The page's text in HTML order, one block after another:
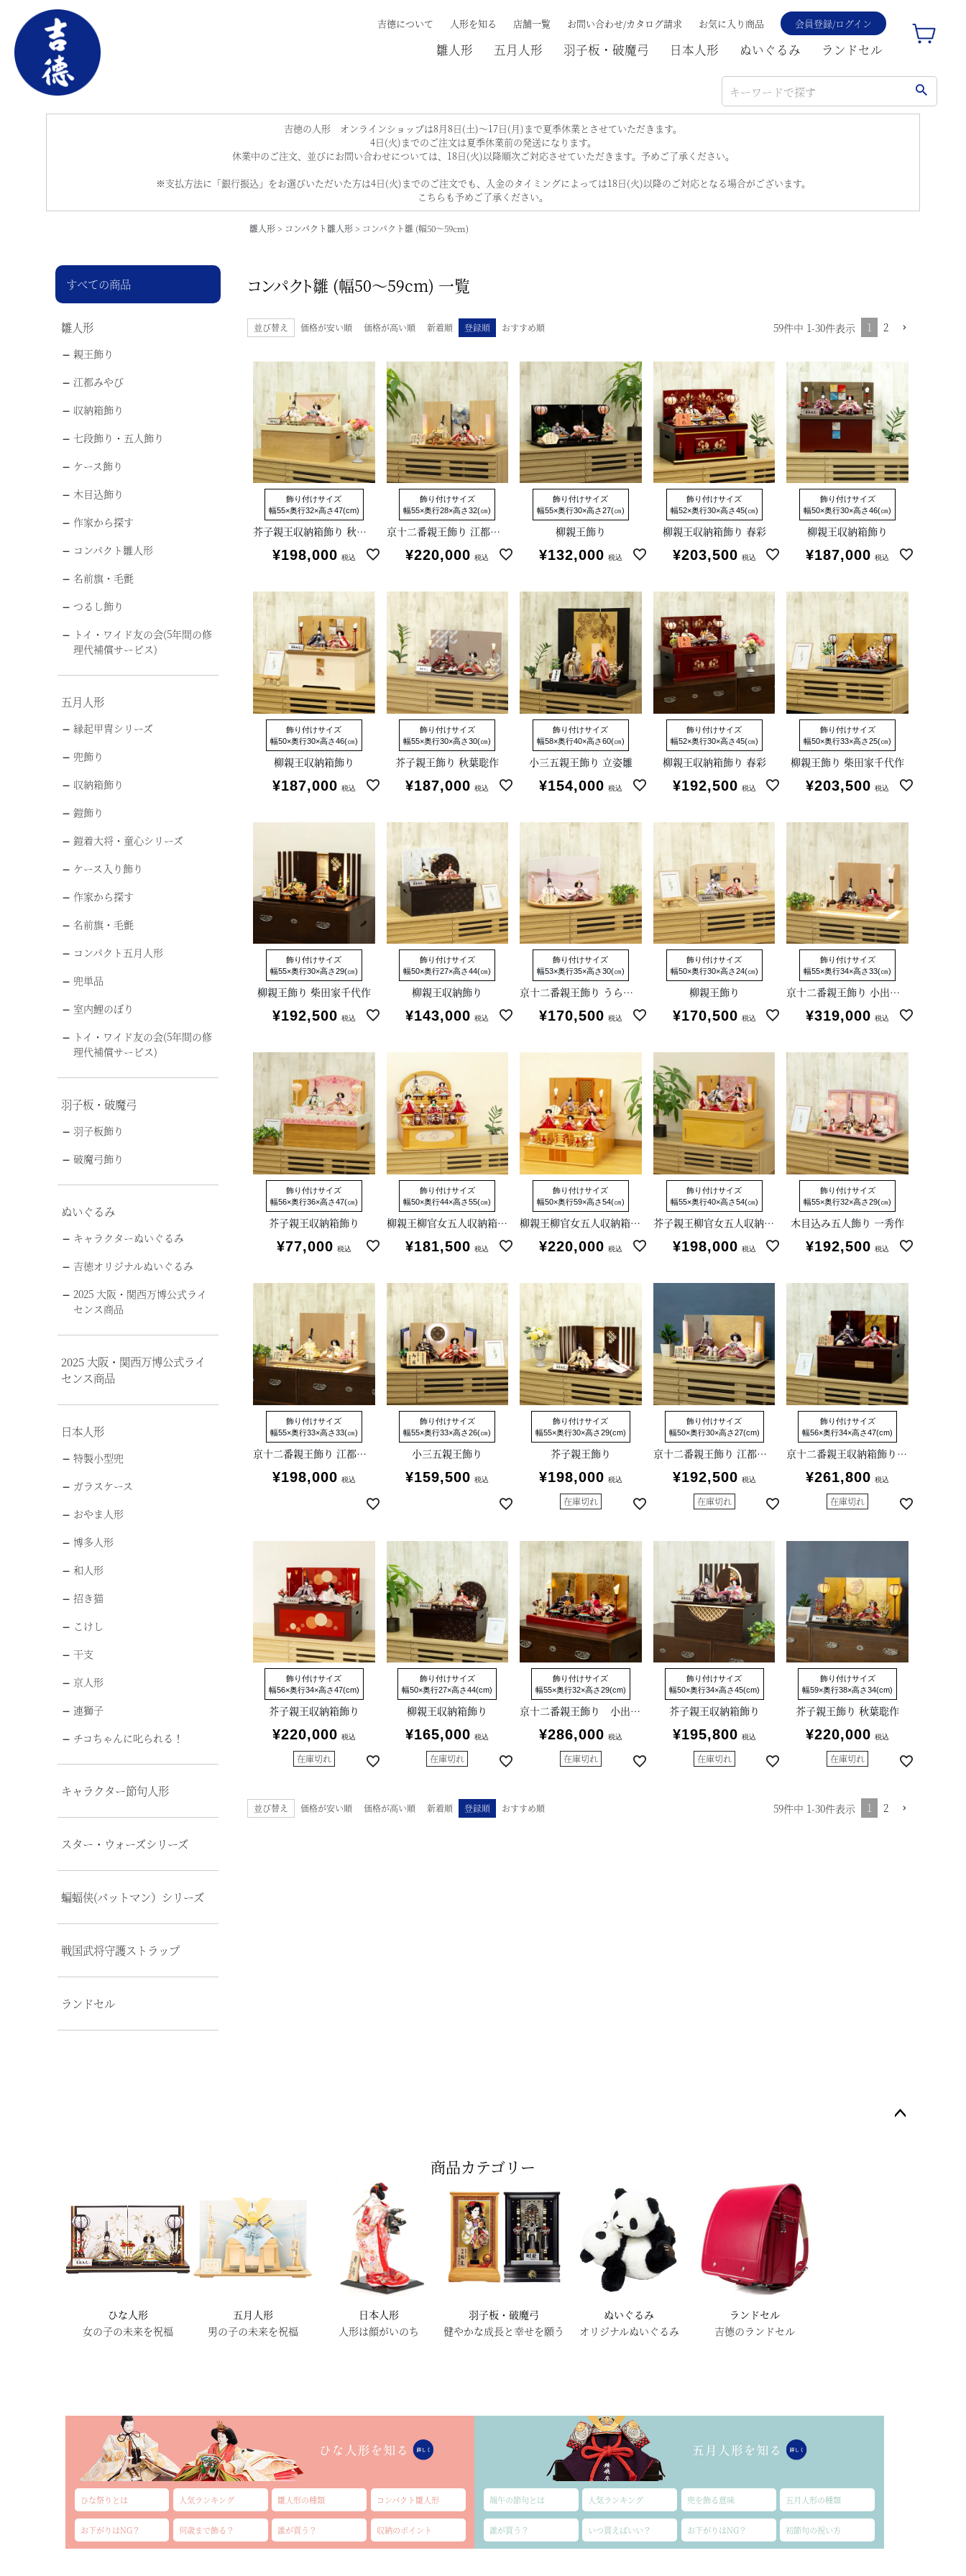
吉德について 人形を知る 店舗一覧 お問い合わせ/カタログ請求 お気に入り商品 会員登録/ログイン
雛人形 五月人形 羽子板・破魔弓 日本人形 ぬいぐるみ ランドセル
吉徳の人形 オンラインショップは8月8日(土)～17日(月)まで夏季休業とさせていただきます。
4日(火)までのご注文は夏季休業前の発送になります。
休業中のご注文、並びにお問い合わせについては、18日(火)以降順次ご対応させていただきます。予めご了承ください。
※支払方法に「銀行振込」をお選びいただいた方は4日(火)までのご注文でも、入金のタイミングによっては18日(火)以降のご対応となる場合がございます。
こちらも予めご了承ください。
雛人形 コンパクト雛人形 コンパクト雛 (幅50～59cm)
すべての商品
雛人形
親王飾り
江都みやび
収納箱飾り
七段飾り・五人飾り
ケース飾り
木目込飾り
作家から探す
コンパクト雛人形
名前旗・毛氈
つるし飾り
トイ・ワイド友の会(5年間の修
理代補償サービス)
五月人形
縁起甲冑シリーズ
兜飾り
収納箱飾り
鎧飾り
鎧着大将・童心シリーズ
ケース入り飾り
作家から探す
名前旗・毛氈
コンパクト五月人形
兜単品
室内鯉のぼり
トイ・ワイド友の会(5年間の修
理代補償サービス)
羽子板・破魔弓
羽子板飾り
破魔弓飾り
ぬいぐるみ
キャラクターぬいぐるみ
吉徳オリジナルぬいぐるみ
2025 大阪・関西万博公式ライ
センス商品
2025 大阪・関西万博公式ライ
センス商品
日本人形
特製小型兜
ガラスケース
おやま人形
博多人形
和人形
招き猫
こけし
干支
京人形
連獅子
チコちゃんに叱られる！
キャラクター節句人形
スター・ウォーズシリーズ
蝙蝠侠(バットマン）シリーズ
戦国武将守護ストラップ
ランドセル
コンパクト雛 (幅50～59cm) 一覧
並び替え 価格が安い順 価格が高い順 新着順 登録順 おすすめ順 59件中 1-30件表示 1 2
飾り付けサイズ
幅55×奥行32×高さ47(cm)
芥子親王収納箱飾り 秋葉聡作
¥198,000 税込
飾り付けサイズ
幅55×奥行28×高さ32(㎝)
京十二番親王飾り 江都みやび
¥220,000 税込
飾り付けサイズ
幅55×奥行30×高さ27(㎝)
柳親王飾り
¥132,000 税込
飾り付けサイズ
幅52×奥行30×高さ45(㎝)
柳親王収納箱飾り 春彩
¥203,500 税込
飾り付けサイズ
幅50×奥行30×高さ46(㎝)
柳親王収納箱飾り
¥187,000 税込
飾り付けサイズ
幅50×奥行30×高さ46(㎝)
柳親王収納箱飾り
¥187,000 税込
飾り付けサイズ
幅55×奥行30×高さ30(㎝)
芥子親王飾り 秋葉聡作
¥187,000 税込
飾り付けサイズ
幅58×奥行40×高さ60(㎝)
小三五親王飾り 立姿雛
¥154,000 税込
飾り付けサイズ
幅52×奥行30×高さ45(㎝)
柳親王収納箱飾り 春彩
¥192,500 税込
飾り付けサイズ
幅50×奥行33×高さ25(㎝)
柳親王飾り 柴田家千代作
¥203,500 税込
飾り付けサイズ
幅55×奥行30×高さ29(㎝)
柳親王飾り 柴田家千代作
¥192,500 税込
飾り付けサイズ
幅50×奥行27×高さ44(㎝)
柳親王収納飾り
¥143,000 税込
飾り付けサイズ
幅53×奥行35×高さ30(㎝)
京十二番親王飾り うららか～春の小川～
¥170,500 税込
飾り付けサイズ
幅50×奥行30×高さ24(㎝)
柳親王飾り
¥170,500 税込
飾り付けサイズ
幅55×奥行34×高さ33(㎝)
京十二番親王飾り 小出松寿作
¥319,000 税込
飾り付けサイズ
幅56×奥行36×高さ47(㎝)
芥子親王収納箱飾り
¥77,000 税込
飾り付けサイズ
幅50×奥行44×高さ55(㎝)
柳親王柳官女五人収納箱飾り
¥181,500 税込
飾り付けサイズ
幅50×奥行59×高さ54(㎝)
柳親王柳官女五人収納箱飾り
¥220,000 税込
飾り付けサイズ
幅55×奥行40×高さ54(㎝)
芥子親王柳官女五人収納箱飾り
¥198,000 税込
飾り付けサイズ
幅55×奥行32×高さ29(㎝)
木目込み五人飾り 一秀作
¥192,500 税込
飾り付けサイズ
幅55×奥行33×高さ33(㎝)
京十二番親王飾り 江都みやび
¥198,000 税込
飾り付けサイズ
幅55×奥行33×高さ26(㎝)
小三五親王飾り
¥159,500 税込
飾り付けサイズ
幅55×奥行30×高さ29(cm)
芥子親王飾り
¥198,000 税込
在庫切れ
飾り付けサイズ
幅50×奥行30×高さ27(cm)
京十二番親王飾り 江都みやび
¥192,500 税込
在庫切れ
飾り付けサイズ
幅56×奥行34×高さ47(cm)
京十二番親王収納箱飾り 江都みやび
¥261,800 税込
在庫切れ
飾り付けサイズ
幅56×奥行34×高さ47(cm)
芥子親王収納箱飾り
¥220,000 税込
在庫切れ
飾り付けサイズ
幅50×奥行27×高さ44(cm)
柳親王収納箱飾り
¥165,000 税込
在庫切れ
飾り付けサイズ
幅55×奥行32×高さ29(cm)
京十二番親王飾り 小出松寿作
¥286,000 税込
在庫切れ
飾り付けサイズ
幅50×奥行34×高さ45(cm)
芥子親王収納箱飾り
¥195,800 税込
在庫切れ
飾り付けサイズ
幅59×奥行38×高さ34(cm)
芥子親王飾り 秋葉聡作
¥220,000 税込
在庫切れ
並び替え 価格が安い順 価格が高い順 新着順 登録順 おすすめ順 59件中 1-30件表示 1 2
商品カテゴリー
ひな人形
女の子の未来を祝福
五月人形
男の子の未来を祝福
日本人形
人形は顔がいのち
羽子板・破魔弓
健やかな成長と幸せを願う
ぬいぐるみ
オリジナルぬいぐるみ
ランドセル
吉德のランドセル
ひな祭りとは 人気ランキング 雛人形の種類 コンパクト雛人形
お下がりはNG？ 何歳まで飾る？ 誰が買う？ 収納のポイント
端午の節句とは 人気ランキング 兜を飾る意味 五月人形の種類
誰が買う？ いつ買えばいい？ お下がりはNG？ 初節句の祝い方